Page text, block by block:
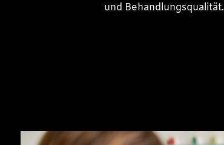
und Behandlungsqualität.